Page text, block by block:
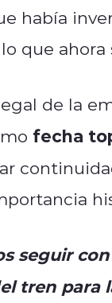
había
que
de la
fecha
seguir
tren para